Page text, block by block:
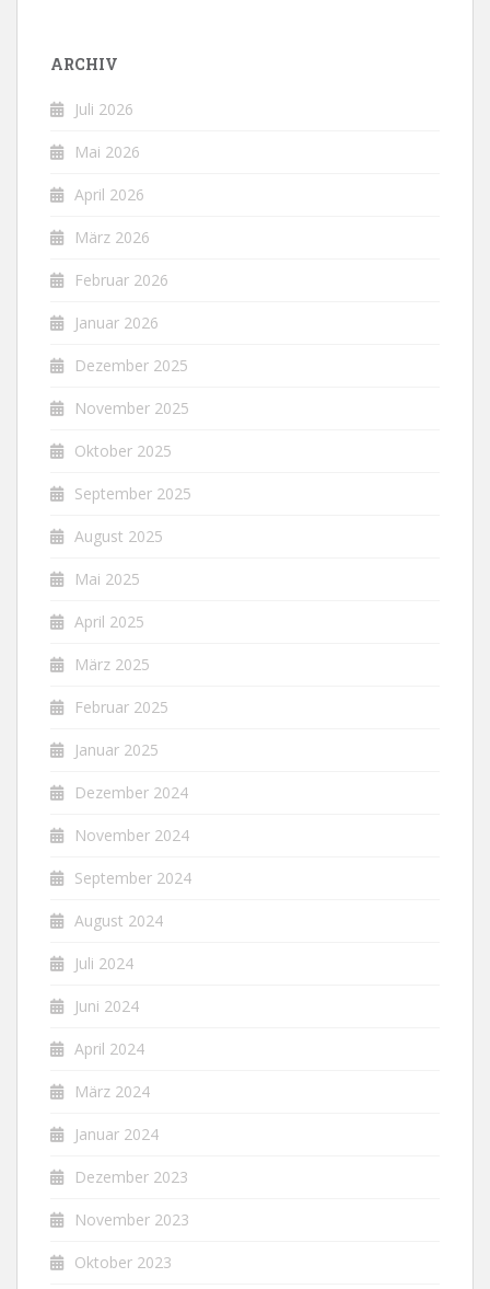
ARCHIV
Juli 2026
Mai 2026
April 2026
März 2026
Februar 2026
Januar 2026
Dezember 2025
November 2025
Oktober 2025
September 2025
August 2025
Mai 2025
April 2025
März 2025
Februar 2025
Januar 2025
Dezember 2024
November 2024
September 2024
August 2024
Juli 2024
Juni 2024
April 2024
März 2024
Januar 2024
Dezember 2023
November 2023
Oktober 2023